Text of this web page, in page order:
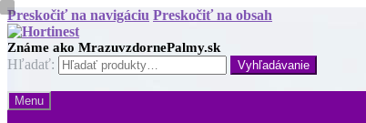
Preskočiť na navigáciu Preskočiť na obsah
Hľadať:
Menu